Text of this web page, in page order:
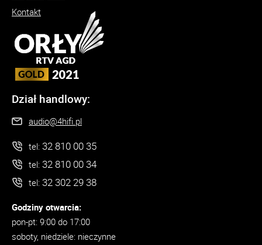
Kontakt
Dział handlowy:
audio@4hifi.pl
tel: 32 810 00 35
tel: 32 810 00 34
tel: 32 302 29 38
Godziny otwarcia:
pon-pt: 9:00 do 17:00
soboty, niedziele: nieczynne